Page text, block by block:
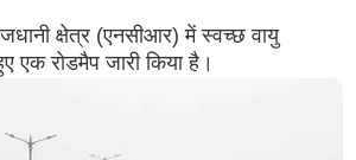
क्षेत्र (एनसीआर) में स्वच्छ वायु
एक रोडमैप जारी किया है।